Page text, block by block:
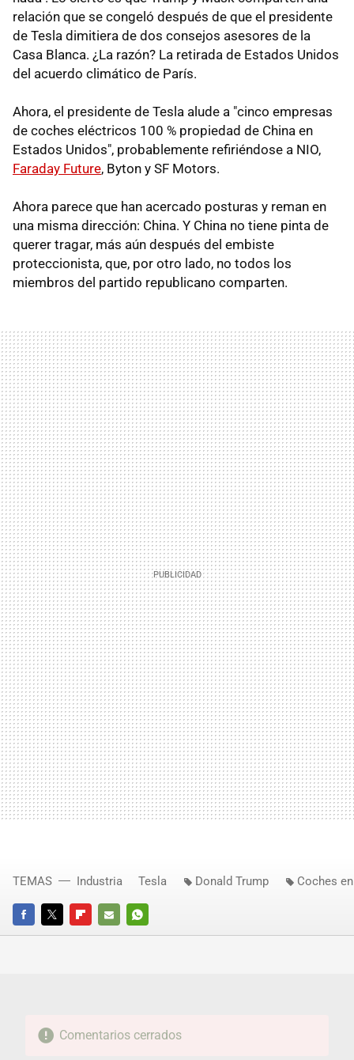
relación que se congeló después de que el presidente
de Tesla dimitiera de dos consejos asesores de la
Casa Blanca. ¿La razón? La retirada de Estados Unidos
del acuerdo climático de París.
Ahora, el presidente de Tesla alude a "cinco empresas
de coches eléctricos 100 % propiedad de China en
Estados Unidos", probablemente refiriéndose a NIO,
Faraday Future, Byton y SF Motors.
Ahora parece que han acercado posturas y reman en
una misma dirección: China. Y China no tiene pinta de
querer tragar, más aún después del embiste
proteccionista, que, por otro lado, no todos los
miembros del partido republicano comparten.
FACEBOOKTWITTERFLIPBOARD
E-
WHATSAPP
TEMAS Industria Tesla Donald Trump Coches
Comentarios cerrados